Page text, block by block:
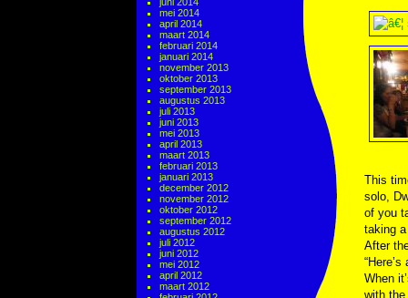
mei 2014
april 2014
maart 2014
februari 2014
januari 2014
november 2013
oktober 2013
september 2013
augustus 2013
juli 2013
juni 2013
mei 2013
april 2013
maart 2013
februari 2013
januari 2013
december 2012
november 2012
oktober 2012
september 2012
augustus 2012
juli 2012
juni 2012
mei 2012
april 2012
maart 2012
This
solo,
of you
taking
After
When
with